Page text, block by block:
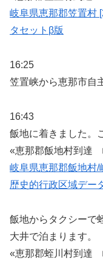
岐阜県恵那郡笠置村
タセットβ版
16:25
笠置峡から恵那市自
16:43
飯地に着きました。
«恵那郡飯地村到達
岐阜県恵那郡飯地村/
歴史的行政区域デー
飯地からタクシーで
大井で泊まります。
«恵那郡蛭川村到達